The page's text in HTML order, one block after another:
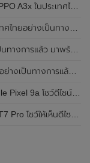
แล้ว ในราคาเริ่มต้นเพียง 3,999 บาท
การแล้ว ราคา 14,990 บาท
ตเตอรี่ 5,000mAh และใช้ชิปเซ็ต Unisoc
ทางการแล้วในอินเดีย
งแบนราบ ไม่มีกรอบของกล้องแล้ว
ยรายละเอียดสเปกที่สำคัญบางส่วน